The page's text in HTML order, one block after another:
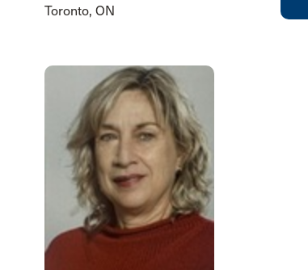
Toronto, ON